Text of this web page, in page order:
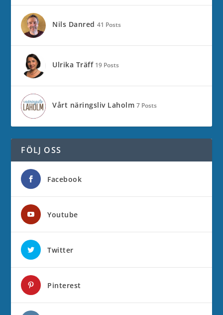
Nils Danred 41 Posts
Ulrika Träff 19 Posts
Vårt näringsliv Laholm 7 Posts
FÖLJ OSS
Facebook
Youtube
Twitter
Pinterest